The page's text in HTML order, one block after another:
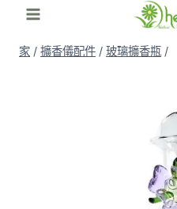
家 / 擴香儀配件 / 玻璃擴香瓶 /